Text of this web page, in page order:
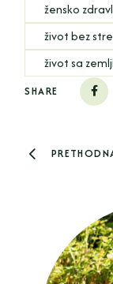
žensko
život bez
život sa
SHARE